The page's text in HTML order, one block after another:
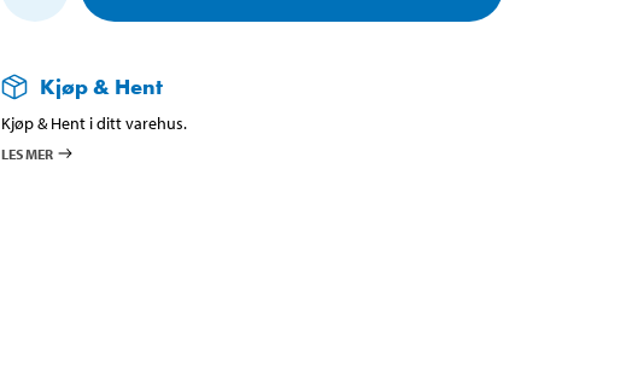
Kjøp & Hent
Kjøp & Hent i ditt varehus.
LES MER